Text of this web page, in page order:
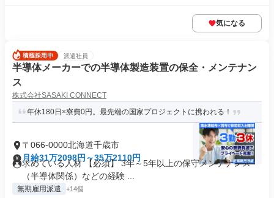
気になる
派遣社員
半導体メーカーでの半導体製造装置の保全・メンテナン
ス
株式会社SASAKI CONNECT
年休180日×寮費0円。最先端の国家プロジェクトに携われる！
〒066-0000北海道千歳市
月給31万2098円～35万2110円
求めている人材 【必須】 3年～5年以上の保守メンテナンス
（半導体関係）などの経験 ...
無期雇用派遣 +14個